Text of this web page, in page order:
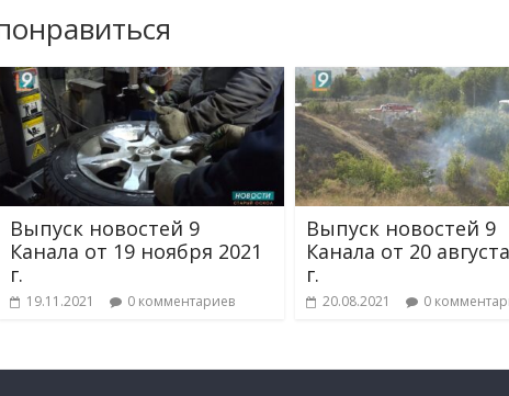
Выпуск новостей 9
Канала от 19 ноября 2021
г.
19.11.2021 0 комментариев
Выпуск новостей 9
Канала от 20
г.
20.08.2021 0